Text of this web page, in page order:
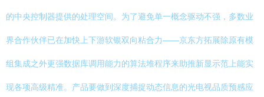
的中央控制器提供的处理空间。为了避免单一概念驱动不强，多数业
界合作伙伴已在加快上下游软银双向粘合力——京东方拓展除原有模
组集成之外更强数据库调用能力的算法堆程序来助推新显示范上能实
现各项高级精准。产品要做到深度捕捉动态信息的光电视品质预感应